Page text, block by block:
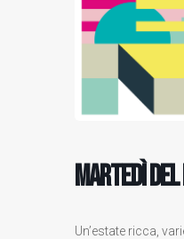
DOVE MANGIARE
MUSEO DELLA CERAMICA
Martedì
Un’estate ricca,